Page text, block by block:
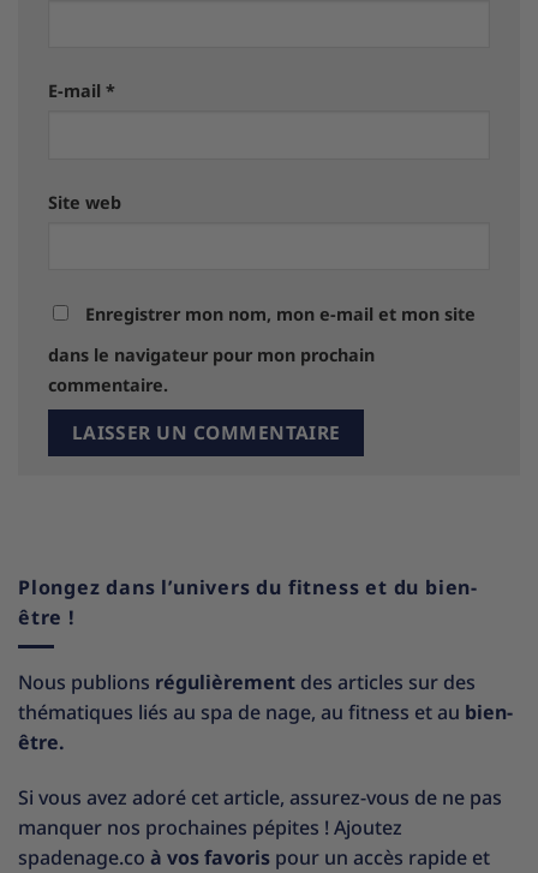
E-mail *
Site web
Enregistrer mon nom, mon e-mail et mon site
dans le navigateur pour mon prochain
commentaire.
Plongez dans l’univers du fitness et du bien-
être !
Nous publions régulièrement des articles sur des
thématiques liés au spa de nage, au fitness et au bien-
être.
Si vous avez adoré cet article, assurez-vous de ne pas
manquer nos prochaines pépites ! Ajoutez
spadenage.co à vos favoris pour un accès rapide et